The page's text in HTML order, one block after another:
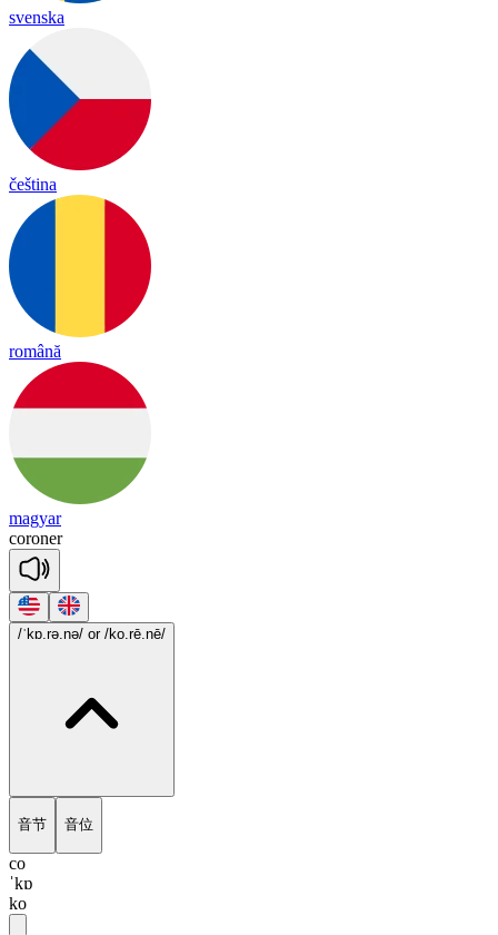
svenska
čeština
română
magyar
coroner
/ˈkɒ.rə.nə/ or /ko.rē.nē/
音节 音位
co
ˈkɒ
ko